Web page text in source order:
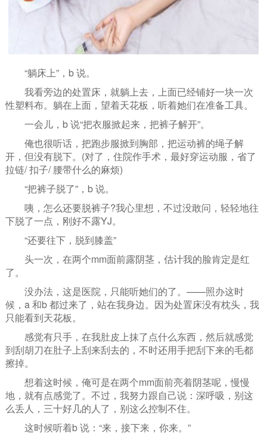
“躺床上”，b 说。
我看旁边的处置床，就躺上去，上面已经铺好一块一次
性塑料布。躺在上面，望着天花板，听着她们在准备工具。
一会儿，b 说“把衣服掀起来，把裤子解开”。
俺也很听话，把跑步服掀到胸部，把运动裤的绳子解
开，但没有脱下。(对了，住院作手术，最好穿运动服，省了
拉链/ 扣子/ 腰带什么的麻烦)
“把裤子脱了”，b 说。
咦，怎么还要脱裤子?我心里想，不过没敢问，轻轻地往
下脱了一点，刚好不露YJ。
“还要往下，脱到膝盖”
头一次，在两个mm面前露阴茎，估计我的脸肯定是红
了。
没办法，这是医院，只能听她们的了。——照办这时
候，a 和b 都过来了，站在我身边。因为处置床没有枕头，我
只能看到天花板。
感觉有只手，在我肚皮上抹了点什么东西，然后就感觉
到刮胡刀在肚子上刮来刮去的，不时还用手把刮下来的毛都
擦掉。
想着这时候，俺可是在两个mm面前亮着阴茎呢，慢慢
地，就有点感觉了。不过，我努力跟自己说：深呼吸，别这
么丢人，三十好几的人了，别这么控制不住。
这时候听着b 说：“来，接下来，你来。”